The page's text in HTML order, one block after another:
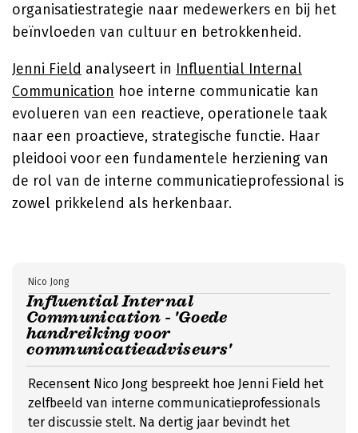
organisatiestrategie naar medewerkers en bij het
beïnvloeden van cultuur en betrokkenheid.
Jenni Field analyseert in Influential Internal
Communication hoe interne communicatie kan
evolueren van een reactieve, operationele taak
naar een proactieve, strategische functie. Haar
pleidooi voor een fundamentele herziening van
de rol van de interne communicatieprofessional is
zowel prikkelend als herkenbaar.
Influential Internal
Communication - 'Goede
handreiking voor
communicatieadviseurs'
Nico Jong
Recensent Nico Jong bespreekt hoe Jenni Field het
zelfbeeld van interne communicatieprofessionals
ter discussie stelt. Na dertig jaar bevindt het